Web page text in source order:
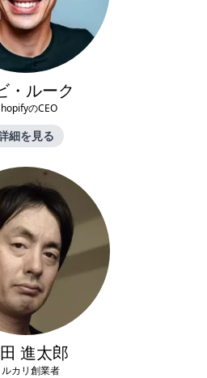
・ルーク
のCEO
細を見る
進太郎
ルカリ創業者